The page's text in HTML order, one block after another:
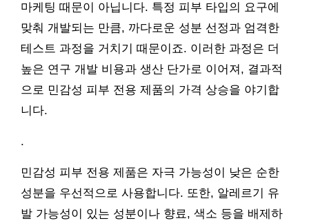
마케팅 때문이 아닙니다. 특정 피부 타입의 요구에
맞춰 개발되는 만큼, 까다로운 성분 선정과 엄격한
테스트 과정을 거치기 때문이죠. 이러한 과정은 더
높은 연구 개발 비용과 생산 단가로 이어져, 결과적
으로 민감성 피부 전용 제품의 가격 상승을 야기합
니다.
.
민감성 피부 전용 제품은 자극 가능성이 낮은 순한
성분을 우선적으로 사용합니다. 또한, 알레르기 유
발 가능성이 있는 성분이나 향료, 색소 등을 배제하